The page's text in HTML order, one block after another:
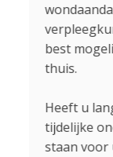
best
thuis.
Heeft u
tijdelijke
staan voor